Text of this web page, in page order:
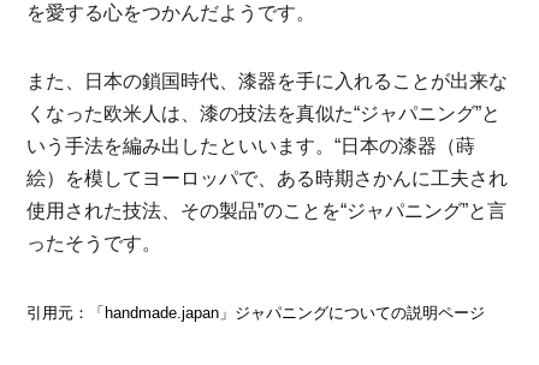
を愛する心をつかんだようです。
また、日本の鎖国時代、漆器を手に入れることが出来な
くなった欧米人は、漆の技法を真似た“ジャパニング”と
いう手法を編み出したといいます。“日本の漆器（蒔
絵）を模してヨーロッパで、ある時期さかんに工夫され
使用された技法、その製品”のことを“ジャパニング”と言
ったそうです。
引用元：「handmade.japan」ジャパニングについての説明ページ